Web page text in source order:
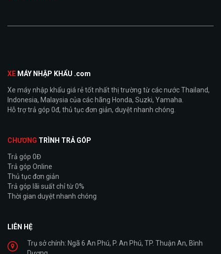
XE MÁY NHẬP KHẨU .com
Xe máy nhập khẩu giá rẻ tốt nhất thị trường từ các nước Thailand,
Indonesia, Malaysia của các hãng Honda, Suzki, Yamaha.
Hỗ trợ trả góp 0đ, thủ tục đơn giản, duyệt nhanh chóng.
CHƯƠNG TRÌNH TRẢ GÓP
Trả góp 0Đ
Trả góp Online
Thủ tục đơn giản
Trả góp lãi suất chỉ từ 0%
Thời gian duyệt nhanh chóng
LIÊN HỆ
Trụ sở chính: Ngã 6 An Phú, P. An Phú, TP. Thuận An, Bình